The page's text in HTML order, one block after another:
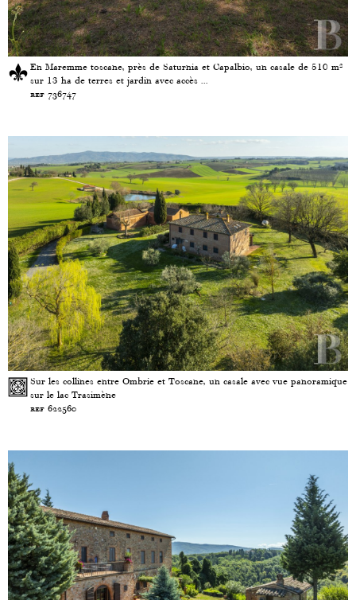
En Maremme toscane, près de Saturnia et Capalbio, un casale de 510 m²
sur 13 ha de terres et jardin avec accès ...
ref 736747
Sur les collines entre Ombrie et Toscane, un casale avec vue panoramique
sur le lac Trasimène
ref 622560